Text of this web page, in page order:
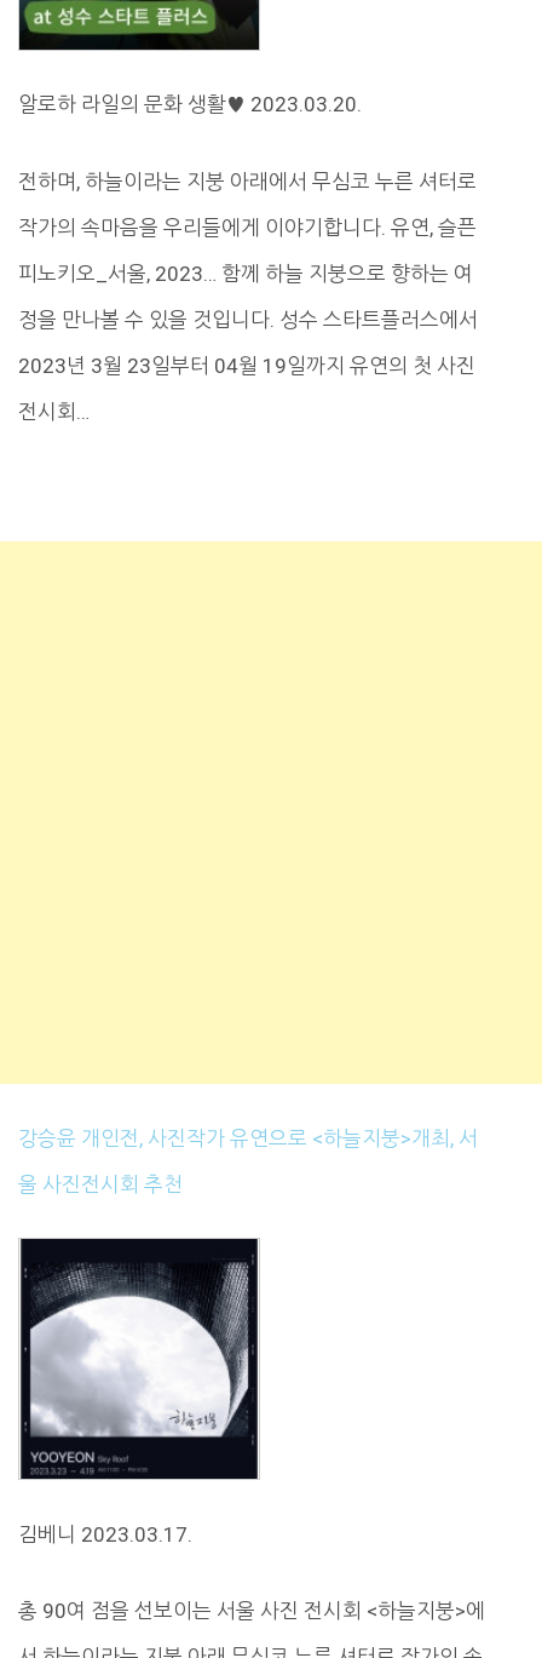
알로하 라일의 문화 생활♥ 2023.03.20.
전하며, 하늘이라는 지붕 아래에서 무심코 누른 셔터로
작가의 속마음을 우리들에게 이야기합니다. 유연, 슬픈
피노키오_서울, 2023… 함께 하늘 지붕으로 향하는 여
정을 만나볼 수 있을 것입니다. 성수 스타트플러스에서
2023년 3월 23일부터 04월 19일까지 유연의 첫 사진
전시회…
강승윤 개인전, 사진작가 유연으로 <하늘지붕>개최, 서
울 사진전시회 추천
김베니 2023.03.17.
총 90여 점을 선보이는 서울 사진 전시회 <하늘지붕>에